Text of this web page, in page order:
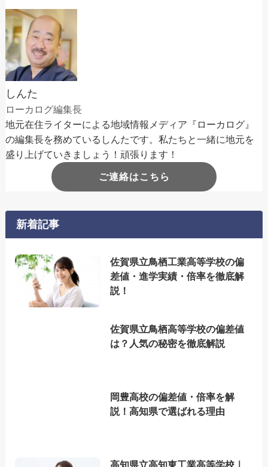
しんた
ローカログ編集長
地元在住ライターによる地域情報メディア『ローカログ』
の編集長を務めているしんたです。私たちと一緒に地元を
盛り上げていきましょう！頑張ります！
ご連絡はこちら
新着記事
佐賀県立鳥栖工業高等学校の偏
差値・進学実績・倍率を徹底解
説！
佐賀県立鳥栖高等学校の偏差値
は？人気の秘密を徹底解説
岡豊高校の偏差値・倍率を解
説！高知県で選ばれる理由
高知県立高知東工業高等学校｜